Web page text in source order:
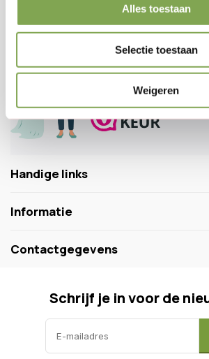
Alles toestaan
Selectie toestaan
Weigeren
Klantenservice
Veelgestelde vragen
0346 218 111
info@dewiltfang.nl
+31 640511932
Handige links
Informatie
Contactgegevens
Schrijf je in voor de